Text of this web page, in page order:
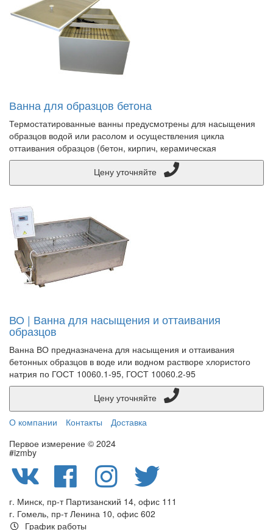
Ванна для образцов бетона
Термостатированные ванны предусмотрены для насыщения
образцов водой или расолом и осуществления цикла
оттаивания образцов (бетон, кирпич, керамическая
ВО | Ванна для насыщения и оттаивания
образцов
Ванна ВО предназначена для насыщения и оттаивания
бетонных образцов в воде или водном растворе хлористого
натрия по ГОСТ 10060.1-95, ГОСТ 10060.2-95
О компании
Контакты
Доставка
Первое измерение © 2024
#izmby
г. Минск, пр-т Партизанский 14, офис 111
г. Гомель, пр-т Ленина 10, офис 602
График работы